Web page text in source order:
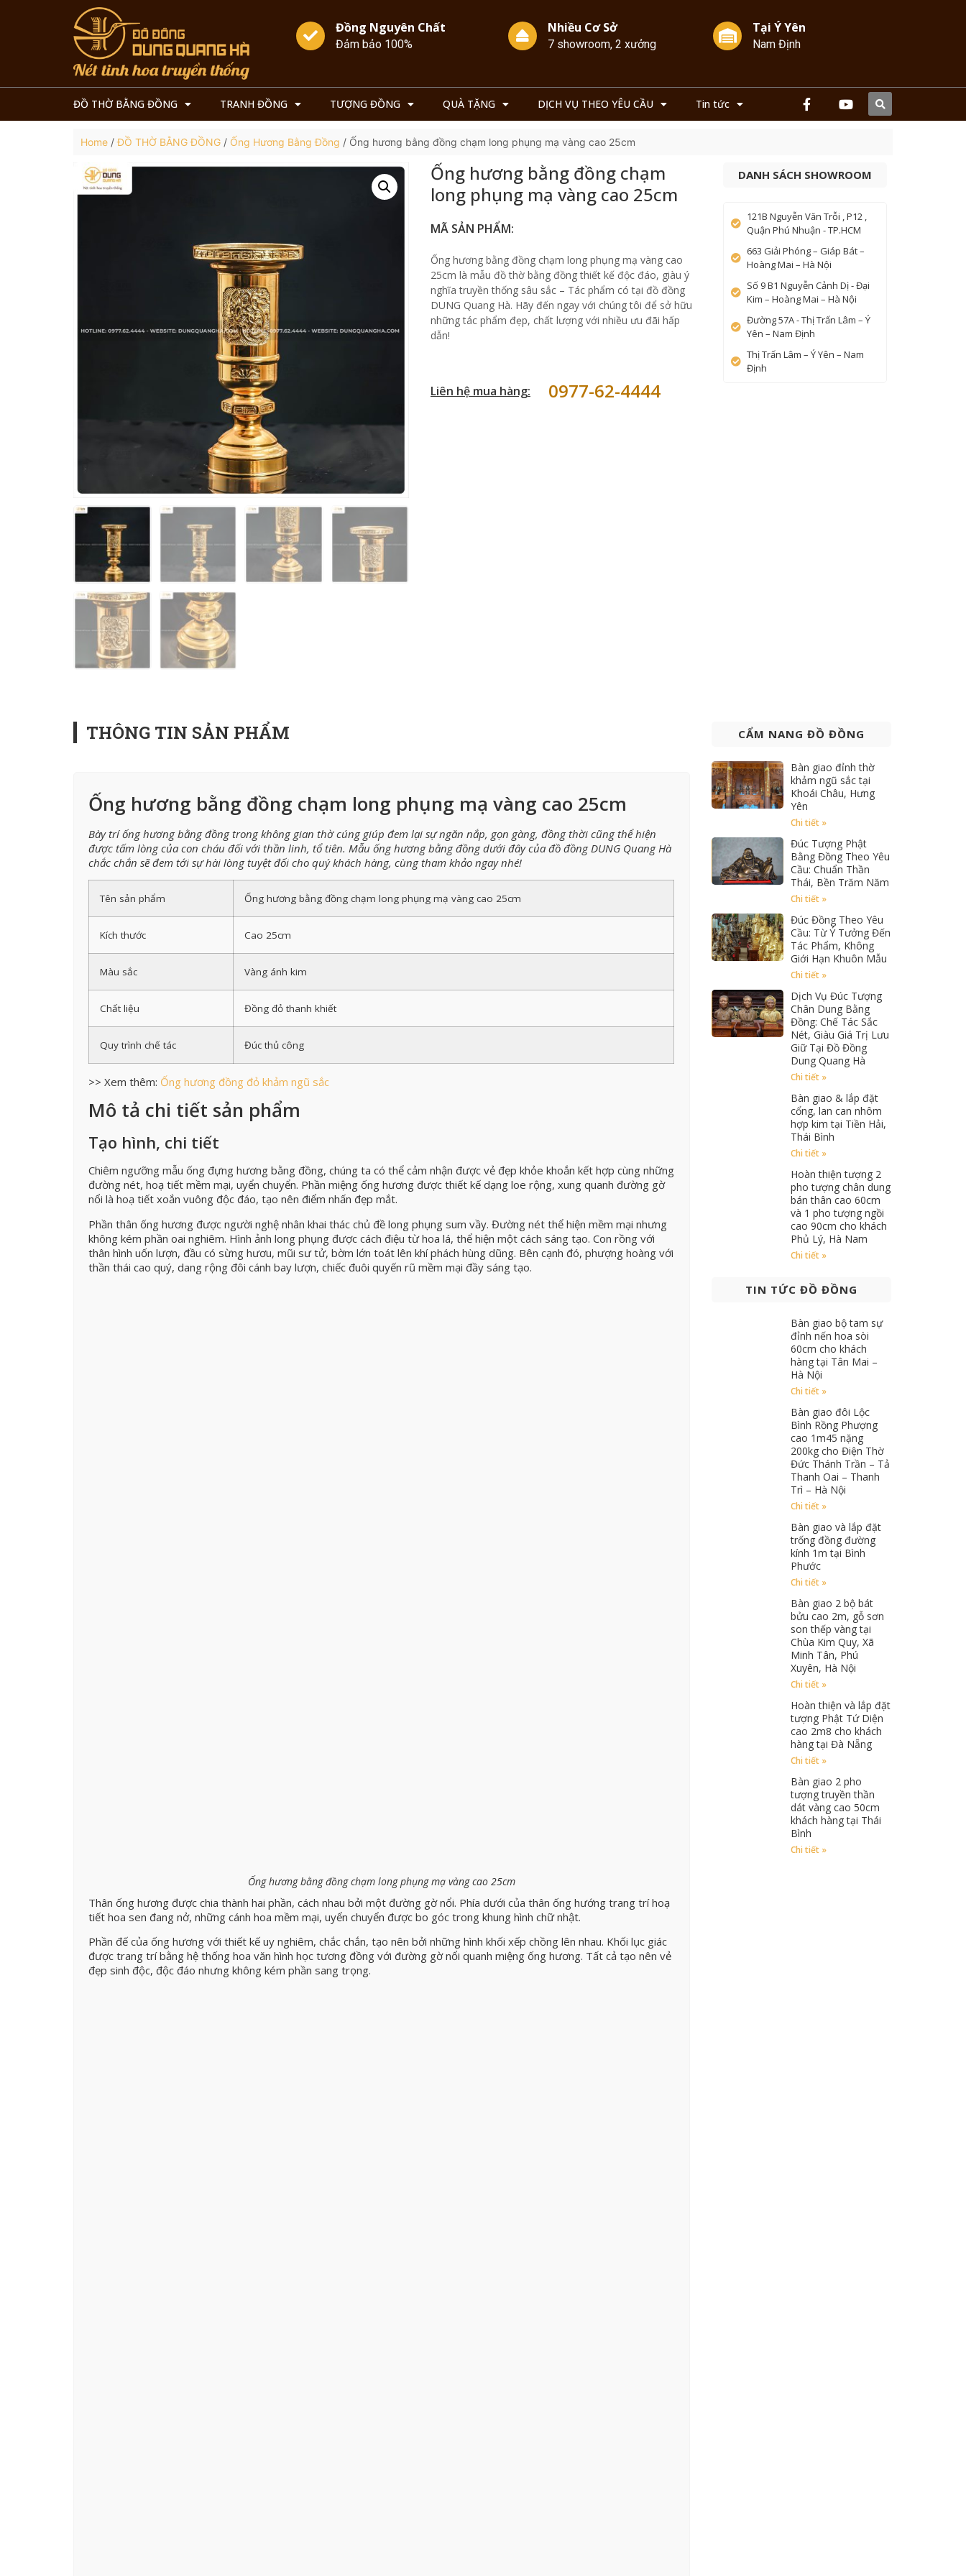
Đồng Nguyên Chất
Đảm bảo 100%
Nhiều Cơ Sở
7 showroom, 2 xưởng
Tại Ý Yên
Nam Định
ĐỒ THỜ BẰNG ĐỒNG TRANH ĐỒNG TƯỢNG ĐỒNG QUÀ TẶNG DỊCH VỤ THEO YÊU CẦU Tin tức
Home /ĐỒ THỜ BẰNG ĐỒNG / Ống Hương Bằng Đồng / Ống hương bằng đồng chạm long phụng mạ vàng cao 25cm
Ống hương bằng đồng chạm
long phụng mạ vàng cao 25cm
MÃ SẢN PHẨM:
Ống hương bằng đồng chạm long phụng mạ vàng cao
25cm là mẫu đồ thờ bằng đồng thiết kế độc đáo, giàu ý
nghĩa truyền thống sâu sắc – Tác phẩm có tại đồ đồng
DUNG Quang Hà. Hãy đến ngay với chúng tôi để sở hữu
những tác phẩm đẹp, chất lượng với nhiều ưu đãi hấp
dẫn!
Liên hệ mua hàng: 0977-62-4444
DANH SÁCH SHOWROOM
121B Nguyễn Văn Trỗi , P12 ,
Quận Phú Nhuận - TP.HCM
663 Giải Phóng – Giáp Bát –
Hoàng Mai – Hà Nội
Số 9 B1 Nguyễn Cảnh Dị - Đại
Kim – Hoàng Mai – Hà Nội
Đường 57A - Thị Trấn Lâm – Ý
Yên – Nam Định
Thị Trấn Lâm – Ý Yên – Nam
Định
THÔNG TIN SẢN PHẨM
Ống hương bằng đồng chạm long phụng mạ vàng cao 25cm
Bày trí ống hương bằng đồng trong không gian thờ cúng giúp đem lại sự ngăn nắp, gọn gàng, đồng thời cũng thể hiện
được tấm lòng của con cháu đối với thần linh, tổ tiên. Mẫu ống hương bằng đồng dưới đây của đồ đồng DUNG Quang Hà
chắc chắn sẽ đem tới sự hài lòng tuyệt đối cho quý khách hàng, cùng tham khảo ngay nhé!
Tên sản phẩm Ống hương bằng đồng chạm long phụng mạ vàng cao 25cm
Kích thước Cao 25cm
Màu sắc Vàng ánh kim
Chất liệu Đồng đỏ thanh khiết
Quy trình chế tác Đúc thủ công
>> Xem thêm: Ống hương đồng đỏ khảm ngũ sắc
Mô tả chi tiết sản phẩm
Tạo hình, chi tiết
Chiêm ngưỡng mẫu ống đựng hương bằng đồng, chúng ta có thể cảm nhận được vẻ đẹp khỏe khoắn kết hợp cùng những
đường nét, hoạ tiết mềm mại, uyển chuyển. Phần miệng ống hương được thiết kế dạng loe rộng, xung quanh đường gờ
nổi là hoạ tiết xoắn vuông độc đáo, tạo nên điểm nhấn đẹp mắt.
Phần thân ống hương được người nghệ nhân khai thác chủ đề long phụng sum vầy. Đường nét thể hiện mềm mại nhưng
không kém phần oai nghiêm. Hình ảnh long phụng được cách điệu từ hoa lá, thể hiện một cách sáng tạo. Con rồng với
thân hình uốn lượn, đầu có sừng hươu, mũi sư tử, bờm lớn toát lên khí phách hùng dũng. Bên cạnh đó, phượng hoàng với
thần thái cao quý, dang rộng đôi cánh bay lượn, chiếc đuôi quyến rũ mềm mại đầy sáng tạo.
Ống hương bằng đồng chạm long phụng mạ vàng cao 25cm
Thân ống hương được chia thành hai phần, cách nhau bởi một đường gờ nổi. Phía dưới của thân ống hướng trang trí hoạ
tiết hoa sen đang nở, những cánh hoa mềm mại, uyển chuyển được bo góc trong khung hình chữ nhật.
Phần đế của ống hương với thiết kế uy nghiêm, chắc chắn, tạo nên bởi những hình khối xếp chồng lên nhau. Khối lục giác
được trang trí bằng hệ thống hoa văn hình học tương đồng với đường gờ nổi quanh miệng ống hương. Tất cả tạo nên vẻ
đẹp sinh độc, độc đáo nhưng không kém phần sang trọng.
CẨM NANG ĐỒ ĐỒNG
Bàn giao đỉnh thờ
khảm ngũ sắc tại
Khoái Châu, Hưng
Yên
Chi tiết »
Đúc Tượng Phật
Bằng Đồng Theo Yêu
Cầu: Chuẩn Thần
Thái, Bền Trăm Năm
Chi tiết »
Đúc Đồng Theo Yêu
Cầu: Từ Ý Tưởng Đến
Tác Phẩm, Không
Giới Hạn Khuôn Mẫu
Chi tiết »
Dịch Vụ Đúc Tượng
Chân Dung Bằng
Đồng: Chế Tác Sắc
Nét, Giàu Giá Trị Lưu
Giữ Tại Đồ Đồng
Dung Quang Hà
Chi tiết »
Bàn giao & lắp đặt
cổng, lan can nhôm
hợp kim tại Tiền Hải,
Thái Bình
Chi tiết »
Hoàn thiện tượng 2
pho tượng chân dung
bán thân cao 60cm
và 1 pho tượng ngồi
cao 90cm cho khách
Phủ Lý, Hà Nam
Chi tiết »
TIN TỨC ĐỒ ĐỒNG
Bàn giao bộ tam sự
đỉnh nến hoa sòi
60cm cho khách
hàng tại Tân Mai –
Hà Nội
Chi tiết »
Bàn giao đôi Lộc
Bình Rồng Phượng
cao 1m45 nặng
200kg cho Điện Thờ
Đức Thánh Trần – Tả
Thanh Oai – Thanh
Trì – Hà Nội
Chi tiết »
Bàn giao và lắp đặt
trống đồng đường
kính 1m tại Bình
Phước
Chi tiết »
Bàn giao 2 bộ bát
bửu cao 2m, gỗ sơn
son thếp vàng tại
Chùa Kim Quy, Xã
Minh Tân, Phú
Xuyên, Hà Nội
Chi tiết »
Hoàn thiện và lắp đặt
tượng Phật Tứ Diện
cao 2m8 cho khách
hàng tại Đà Nẵng
Chi tiết »
Bàn giao 2 pho
tượng truyền thần
dát vàng cao 50cm
khách hàng tại Thái
Bình
Chi tiết »